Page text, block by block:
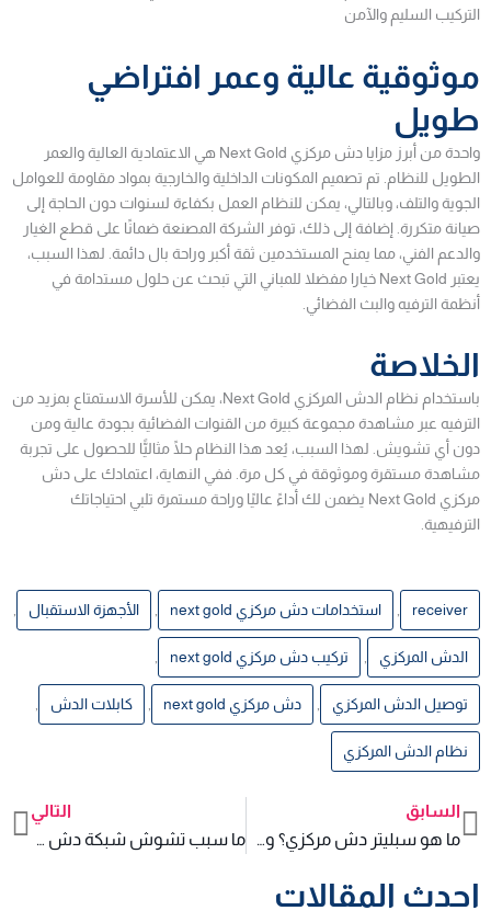
التركيب السليم والآمن
موثوقية عالية وعمر افتراضي
طويل
واحدة من أبرز مزايا دش مركزي Next Gold هي الاعتمادية العالية والعمر
الطويل للنظام. تم تصميم المكونات الداخلية والخارجية بمواد مقاومة للعوامل
الجوية والتلف، وبالتالي، يمكن للنظام العمل بكفاءة لسنوات دون الحاجة إلى
صيانة متكررة. إضافة إلى ذلك، توفر الشركة المصنعة ضمانًا على قطع الغيار
والدعم الفني، مما يمنح المستخدمين ثقة أكبر وراحة بال دائمة. لهذا السبب،
يعتبر Next Gold خيارا مفضلا للمباني التي تبحث عن حلول مستدامة في
أنظمة الترفيه والبث الفضائي.
الخلاصة
باستخدام نظام الدش المركزي Next Gold، يمكن للأسرة الاستمتاع بمزيد من
الترفيه عبر مشاهدة مجموعة كبيرة من القنوات الفضائية بجودة عالية ومن
دون أي تشويش. لهذا السبب، يُعد هذا النظام حلًا مثاليًّا للحصول على تجربة
مشاهدة مستقرة وموثوقة في كل مرة. ففي النهاية، اعتمادك على دش
مركزي Next Gold يضمن لك أداءً عاليًا وراحة مستمرة تلبي احتياجاتك
الترفيهية.
receiver استخدامات دش مركزي next gold الأجهزة الاستقبال
الدش المركزي تركيب دش مركزي next gold
توصيل الدش المركزي دش مركزي next gold كابلات الدش
نظام الدش المركزي
Prev
السابق
ما هو سبليتر دش مركزي؟ وما هي استخداماته؟
التالي
ما سبب تشوش شبكة دش مركزى؟ وكيف يمكن تجنب التشويش؟
احدث المقالات